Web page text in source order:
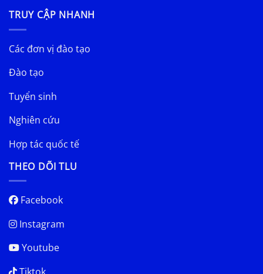
TRUY CẬP NHANH
Các đơn vị đào tạo
Đào tạo
Tuyển sinh
Nghiên cứu
Hợp tác quốc tế
THEO DÕI TLU
Facebook
Instagram
Youtube